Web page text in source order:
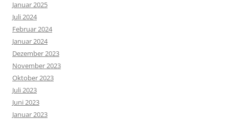
Januar 2025
Juli 2024
Februar 2024
Januar 2024
Dezember 2023
November 2023
Oktober 2023
Juli 2023
Juni 2023
Januar 2023